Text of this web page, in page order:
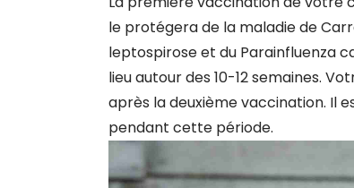
le protégera de la maladie de
leptospirose et du Parainfluenza
lieu autour des 10-12 semaines.
après la deuxième vaccination. Il
pendant cette période.